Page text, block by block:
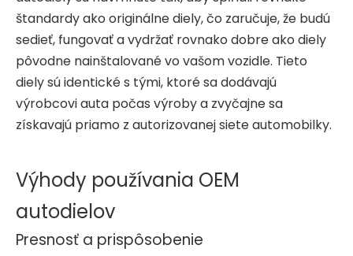
štandardy ako originálne diely, čo zaručuje, že budú
sedieť, fungovať a vydržať rovnako dobre ako diely
pôvodne nainštalované vo vašom vozidle. Tieto
diely sú identické s tými, ktoré sa dodávajú
výrobcovi auta počas výroby a zvyčajne sa
získavajú priamo z autorizovanej siete automobilky.
Výhody používania OEM
autodielov
Presnosť a prispôsobenie